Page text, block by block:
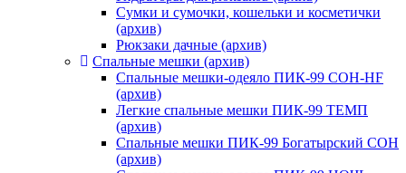
Сумки и сумочки, кошельки и косметички
(архив)
Рюкзаки дачные (архив)
Спальные мешки (архив)
Спальные мешки-одеяло ПИК-99 СОН-HF
(архив)
Легкие спальные мешки ПИК-99 ТЕМП
(архив)
Спальные мешки ПИК-99 Богатырский СОН
(архив)